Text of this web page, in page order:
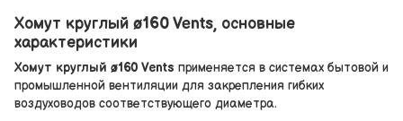
Хомут круглый ø160 Vents, основные
характеристики
Хомут круглый ø160 Vents применяется в системах бытовой и
промышленной вентиляции для закрепления гибких
воздуховодов соответствующего диаметра.